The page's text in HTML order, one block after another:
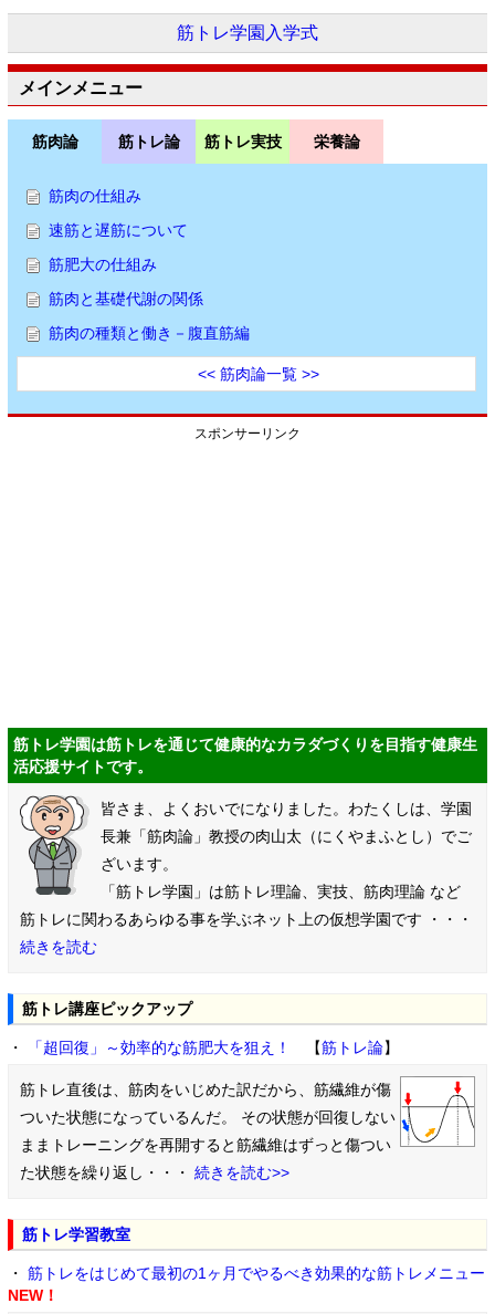
筋トレ学園入学式
メインメニュー
筋肉論 筋トレ論 筋トレ実技 栄養論
筋肉の仕組み
速筋と遅筋について
筋肥大の仕組み
筋肉と基礎代謝の関係
筋肉の種類と働き－腹直筋編
<< 筋肉論一覧 >>
スポンサーリンク
筋トレ学園は筋トレを通じて健康的なカラダづくりを目指す健康生
活応援サイトです。
皆さま、よくおいでになりました。わたくしは、学園
長兼「筋肉論」教授の肉山太（にくやまふとし）でご
ざいます。
「筋トレ学園」は筋トレ理論、実技、筋肉理論 など
筋トレに関わるあらゆる事を学ぶネット上の仮想学園です ・・・
続きを読む
筋トレ講座ピックアップ
・ 「超回復」～効率的な筋肥大を狙え！ 【筋トレ論】
筋トレ直後は、筋肉をいじめた訳だから、筋繊維が傷
ついた状態になっているんだ。 その状態が回復しない
ままトレーニングを再開すると筋繊維はずっと傷つい
た状態を繰り返し・・・ 続きを読む>>
筋トレ学習教室
・ 筋トレをはじめて最初の1ヶ月でやるべき効果的な筋トレメニュー
NEW！